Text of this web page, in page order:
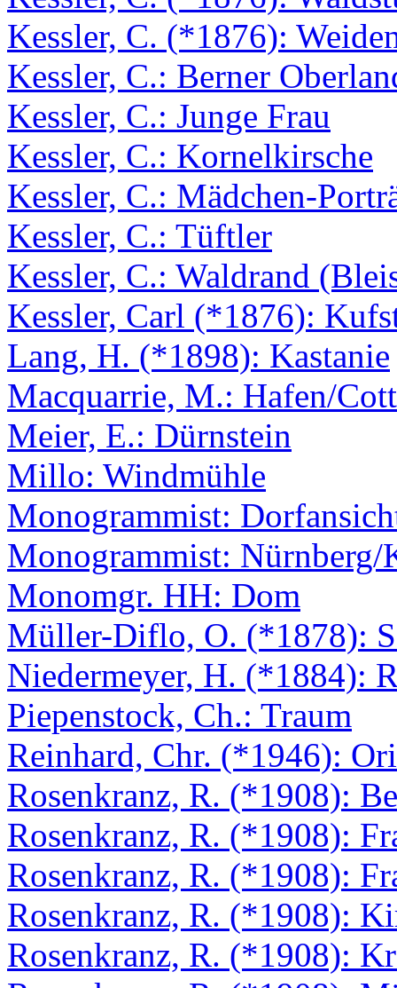
Kessler, C. (*1876):
Kessler, C.: Berner
Kessler, C.: Junge Frau
Kessler, C.: Kornelkirsche
Kessler, C.: Mädchen-
Kessler, C.: Tüftler
Kessler, C.: Waldrand
Kessler, Carl (*1876):
Lang, H. (*1898): Kastanie
Macquarrie, M.: Hafen/
Meier, E.: Dürnstein
Millo: Windmühle
Monogrammist:
Monogrammist: Nürnberg/
Monomgr. HH: Dom
Müller-Diflo, O. (*1878):
Niedermeyer, H. (*1884):
Piepenstock, Ch.: Traum
Reinhard, Chr. (*1946):
Rosenkranz, R. (*1908):
Rosenkranz, R. (*1908):
Rosenkranz, R. (*1908):
Rosenkranz, R. (*1908):
Rosenkranz, R. (*1908):